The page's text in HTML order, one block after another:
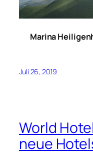
Marina
Juli 26, 2019
World
neue